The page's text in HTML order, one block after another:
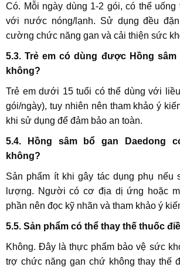
Có. Mỗi ngày dùng 1-2 gói, có thể uống
với nước nóng/lạnh. Sử dụng đều
cường chức năng gan và cải thiện sức
5.3. Trẻ em có dùng được Hồng sâm
không?
Trẻ em dưới 15 tuổi có thể dùng với
gói/ngày), tuy nhiên nên tham khảo ý
khi sử dụng để đảm bảo an toàn.
5.4. Hồng sâm bổ gan Daedong
không?
Sản phẩm ít khi gây tác dụng phụ nếu
lượng. Người có cơ địa dị ứng hoặc
phần nên đọc kỹ nhãn và tham khảo ý
5.5. Sản phẩm có thể thay thế thuốc
Không. Đây là thực phẩm bảo vệ sức
trợ chức năng gan chứ không thay thế